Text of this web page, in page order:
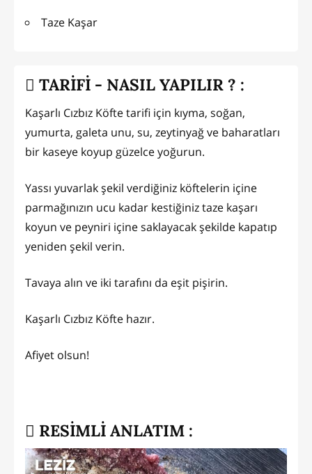
Taze Kaşar
TARİFİ - NASIL YAPILIR ? :
Kaşarlı Cızbız Köfte tarifi için kıyma, soğan,
yumurta, galeta unu, su, zeytinyağ ve baharatları
bir kaseye koyup güzelce yoğurun.
Yassı yuvarlak şekil verdiğiniz köftelerin içine
parmağınızın ucu kadar kestiğiniz taze kaşarı
koyun ve peyniri içine saklayacak şekilde kapatıp
yeniden şekil verin.
Tavaya alın ve iki tarafını da eşit pişirin.
Kaşarlı Cızbız Köfte hazır.
Afiyet olsun!
RESİMLİ ANLATIM :